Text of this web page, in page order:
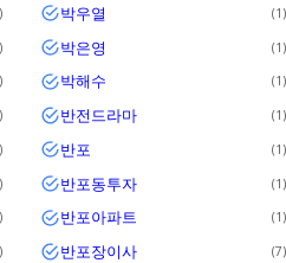
박우열 1
박은영 1
박해수 1
반전드라마 1
반포 1
반포동투자 1
반포아파트 1
반포장이사 7